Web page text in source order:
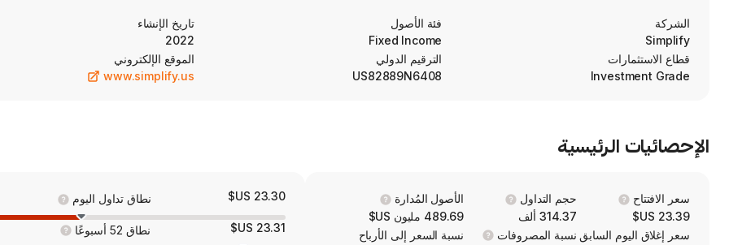
الشركة
Simplify
فئة الأصول
Fixed Income
تاريخ الإنشاء
2022
قطاع الاستثمارات
Investment Grade
الترقيم الدولي
US82889N6408
الموقع الإلكتروني
www.simplify.us
الإحصائيات الرئيسية
سعر الافتتاح
23.39 US$
حجم التداول
314.37 ألف
الأصول المُدارة
489.69 مليون US$
سعر إغلاق اليوم السابق نسبة المصروفات
نسبة السعر إلى الأرباح
23.30 US$ نطاق تداول اليوم
23.31 US$ نطاق 52 أسبوعًا